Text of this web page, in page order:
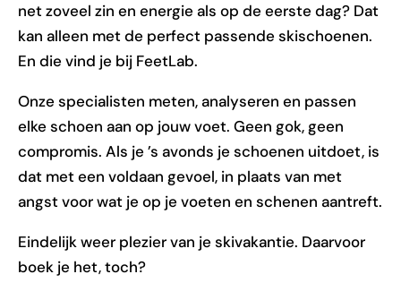
net zoveel zin en energie als op de eerste dag? Dat
kan alleen met de perfect passende skischoenen.
En die vind je bij FeetLab.
Onze specialisten meten, analyseren en passen
elke schoen aan op jouw voet. Geen gok, geen
compromis. Als je ’s avonds je schoenen uitdoet, is
dat met een voldaan gevoel, in plaats van met
angst voor wat je op je voeten en schenen aantreft.
Eindelijk weer plezier van je skivakantie. Daarvoor
boek je het, toch?